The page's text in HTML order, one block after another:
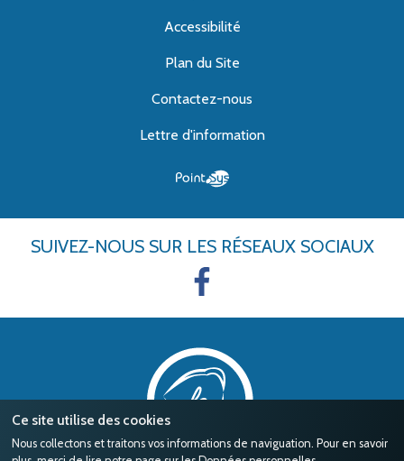
Ce site utilise des cookies
Nous collectons et traitons vos informations de naviguation. Pour en savoir
Accessibilité
Plan du Site
Contactez-nous
Lettre d'information
SUIVEZ-NOUS SUR LES RÉSEAUX SOCIAUX